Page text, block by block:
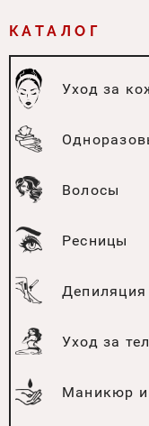
КАТАЛОГ
Уход за
Волосы
Ресницы
Депиляция
Уход за
Маникюр